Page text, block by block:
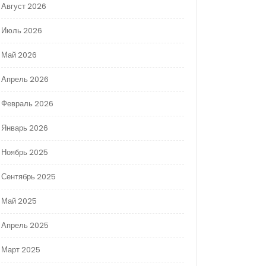
Август 2026
Июль 2026
Май 2026
Апрель 2026
Февраль 2026
Январь 2026
Ноябрь 2025
Сентябрь 2025
Май 2025
Апрель 2025
Март 2025